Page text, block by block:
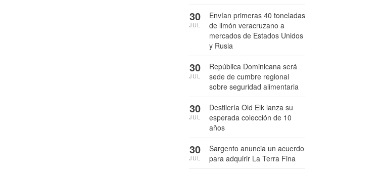
Envían primeras 40 toneladas
de limón veracruzano a
mercados de Estados Unidos
y Rusia
30
JUL
República Dominicana será
sede de cumbre regional
sobre seguridad alimentaria
30
JUL
Destilería Old Elk lanza su
esperada colección de 10
años
30
JUL
Sargento anuncia un acuerdo
para adquirir La Terra Fina
30
JUL